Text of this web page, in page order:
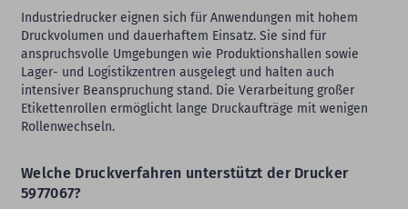
Industriedrucker eignen sich für Anwendungen mit hohem
Druckvolumen und dauerhaftem Einsatz. Sie sind für
anspruchsvolle Umgebungen wie Produktionshallen sowie
Lager- und Logistikzentren ausgelegt und halten auch
intensiver Beanspruchung stand. Die Verarbeitung großer
Etikettenrollen ermöglicht lange Druckaufträge mit wenigen
Rollenwechseln.
Welche Druckverfahren unterstützt der Drucker
5977067?